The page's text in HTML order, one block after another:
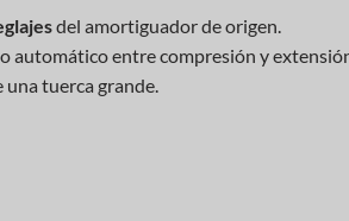
del amortiguador de origen.
automático entre compresión y
tuerca grande.